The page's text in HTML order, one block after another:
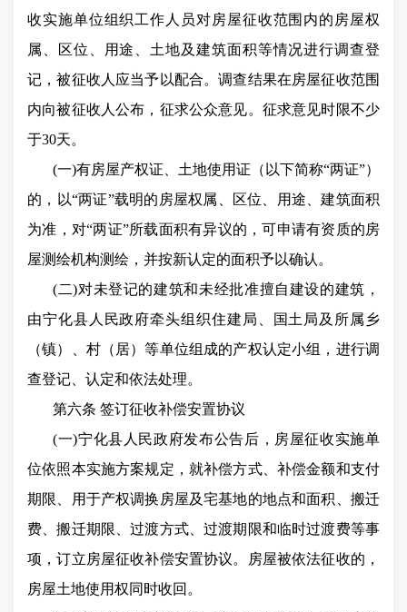
收实施单位组织工作人员对房屋征收范围内的房屋权
属、区位、用途、土地及建筑面积等情况进行调查登
记，被征收人应当予以配合。调查结果在房屋征收范围
内向被征收人公布，征求公众意见。征求意见时限不少
于30天。
(一)有房屋产权证、土地使用证（以下简称“两证”）
的，以“两证”载明的房屋权属、区位、用途、建筑面积
为准，对“两证”所载面积有异议的，可申请有资质的房
屋测绘机构测绘，并按新认定的面积予以确认。
(二)对未登记的建筑和未经批准擅自建设的建筑，
由宁化县人民政府牵头组织住建局、国土局及所属乡
（镇）、村（居）等单位组成的产权认定小组，进行调
查登记、认定和依法处理。
第六条 签订征收补偿安置协议
(一)宁化县人民政府发布公告后，房屋征收实施单
位依照本实施方案规定，就补偿方式、补偿金额和支付
期限、用于产权调换房屋及宅基地的地点和面积、搬迁
费、搬迁期限、过渡方式、过渡期限和临时过渡费等事
项，订立房屋征收补偿安置协议。房屋被依法征收的，
房屋土地使用权同时收回。